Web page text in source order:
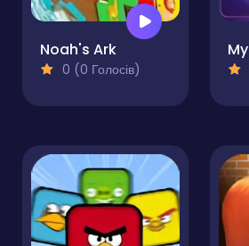
Noah's Ark
0 (0 Голосів)